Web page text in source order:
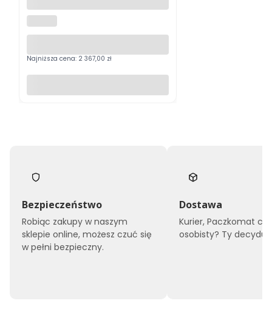
140cm z blatem
Najniższa cena: 2 367,00 zł
Bezpieczeństwo
Robiąc zakupy w naszym
sklepie online, możesz czuć się
w pełni bezpieczny.
Dostawa
Kurier, Paczkomat
osobisty? Ty